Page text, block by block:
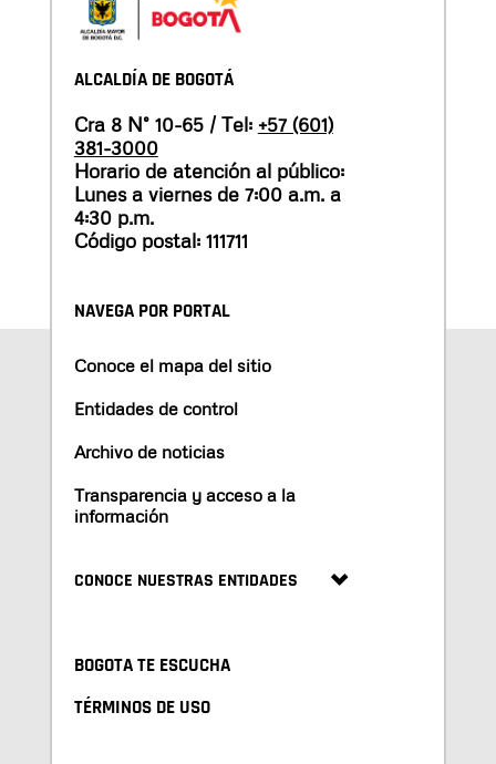
ALCALDÍA DE BOGOTÁ
Cra 8 N° 10-65 / Tel: +57 (601)
381-3000
Horario de atención al público:
Lunes a viernes de 7:00 a.m. a
4:30 p.m.
Código postal: 111711
NAVEGA POR PORTAL
Conoce el mapa del sitio
Entidades de control
Archivo de noticias
Transparencia y acceso a la
información
CONOCE NUESTRAS ENTIDADES
BOGOTA TE ESCUCHA
TÉRMINOS DE USO